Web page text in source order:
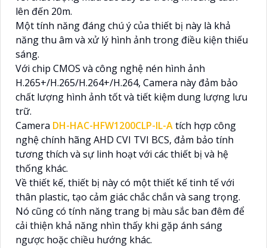
lên đến 20m.
Một tính năng đáng chú ý của thiết bị này là khả
năng thu âm và xử lý hình ảnh trong điều kiện thiếu
sáng.
Với chip CMOS và công nghệ nén hình ảnh
H.265+/H.265/H.264+/H.264, Camera này đảm bảo
chất lượng hình ảnh tốt và tiết kiệm dung lượng lưu
trữ.
Camera DH-HAC-HFW1200CLP-IL-Atích hợp công
nghệ chính hãng AHD CVI TVI BCS, đảm bảo tính
tương thích và sự linh hoạt với các thiết bị và hệ
thống khác.
Về thiết kế, thiết bị này có một thiết kế tinh tế với
thân plastic, tạo cảm giác chắc chắn và sang trọng.
Nó cũng có tính năng trang bị màu sắc ban đêm để
cải thiện khả năng nhìn thấy khi gặp ánh sáng
ngược hoặc chiều hướng khác.